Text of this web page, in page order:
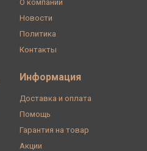
О компании
Новости
Политика
Контакты
Информация
Доставка и оплата
Помощь
Гарантия на товар
Акции